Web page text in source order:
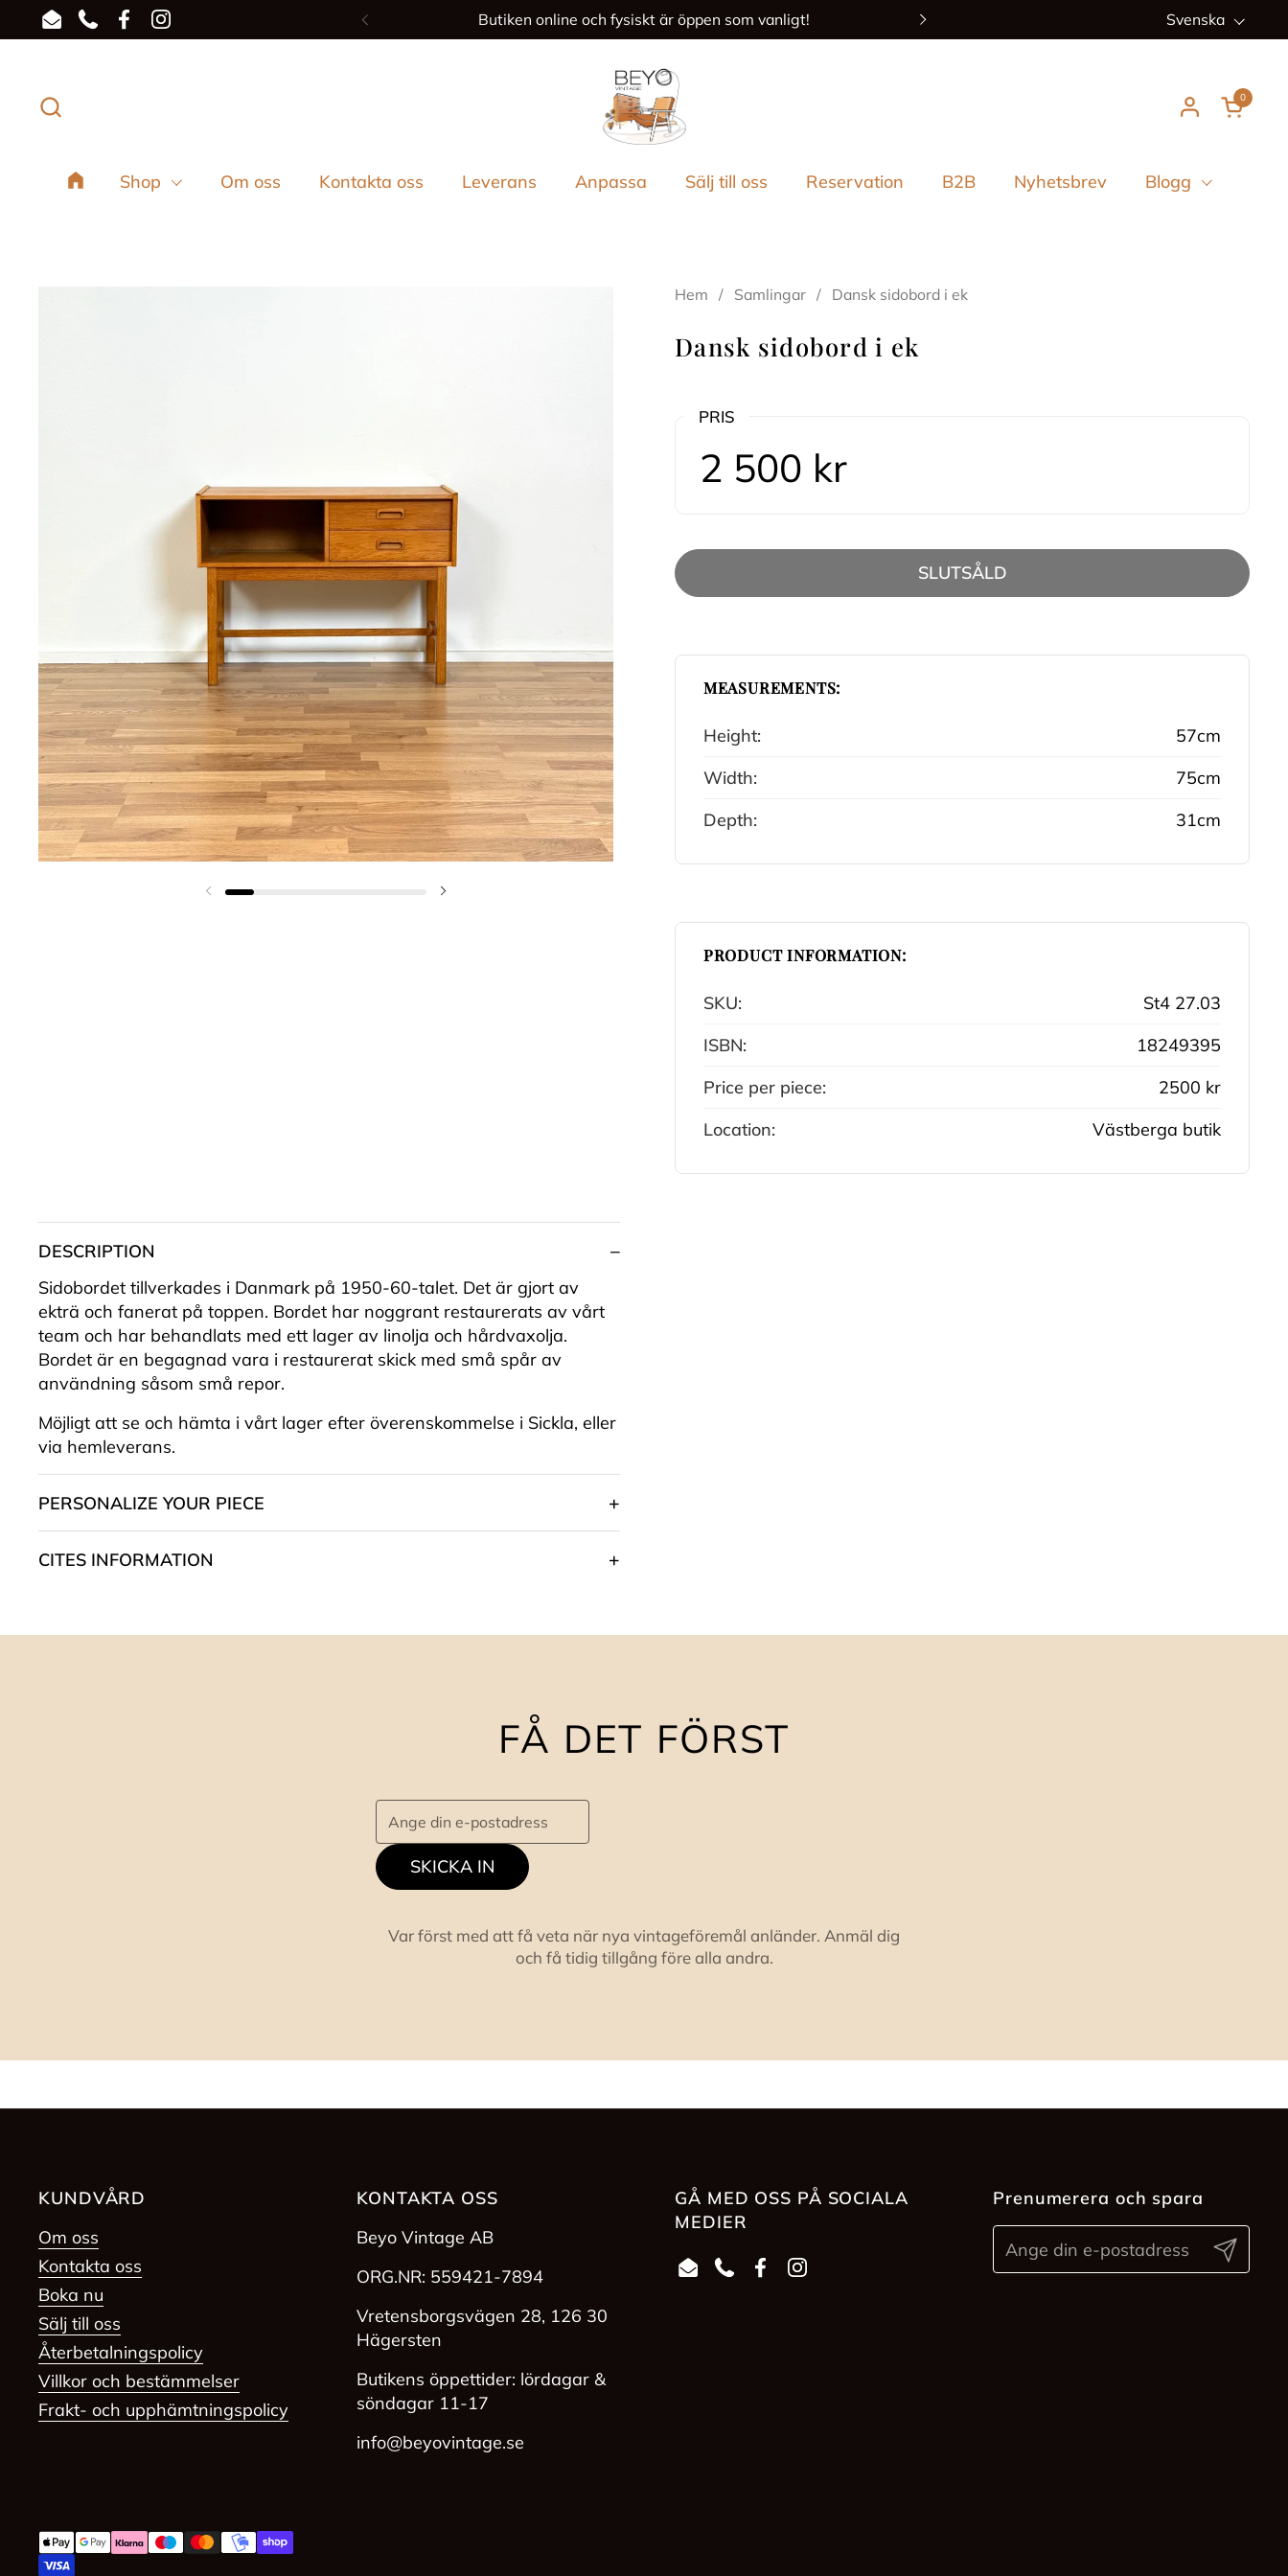
Hoppa till innehållet
EmailPhoneFacebookInstagram Föregående
Butiken online och fysiskt är öppen som vanligt! Nya ankomster varje
Nästa
Språk
Svenska
Öppna
0
Shop Om oss Kontakta oss Leverans Anpassa Sälj till oss Reservation B2B Nyhetsbrev Blogg
Föregående bild
Hem / Samlingar / Dansk sidobord i ek
Dansk sidobord i ek
PRIS
2 500 kr
SLUTSÅLD
MEASUREMENTS:
Height:
57cm
Width:
75cm
Depth:
31cm
PRODUCT INFORMATION:
SKU:
St4 27.03
ISBN:
18249395
Price per piece:
2500 kr
Location:
Västberga butik
DESCRIPTION
Sidobordet tillverkades i Danmark på 1950-60-talet. Det är gjort av
ekträ och fanerat på toppen. Bordet har noggrant restaurerats av vårt
team och har behandlats med ett lager av linolja och hårdvaxolja.
Bordet är en begagnad vara i restaurerat skick med små spår av
användning såsom små repor.
Möjligt att se och hämta i vårt lager efter överenskommelse i Sickla, eller
via hemleverans.
PERSONALIZE YOUR PIECE
CITES INFORMATION
FÅ DET FÖRST
SKICKA IN
Var först med att få veta när nya vintageföremål anländer. Anmäl dig
och få tidig tillgång före alla andra.
KUNDVÅRD
Om oss
Kontakta oss
Boka nu
Sälj till oss
Återbetalningspolicy
Villkor och bestämmelser
Frakt- och upphämtningspolicy
KONTAKTA OSS
Beyo Vintage AB
ORG.NR: 559421-7894
Vretensborgsvägen 28, 126 30
Hägersten
Butikens öppettider: lördagar &
söndagar 11-17
info@beyovintage.se
GÅ MED OSS PÅ SOCIALA
MEDIER
EmailPhoneFacebookInstagram
Prenumerera och spara
Skicka in